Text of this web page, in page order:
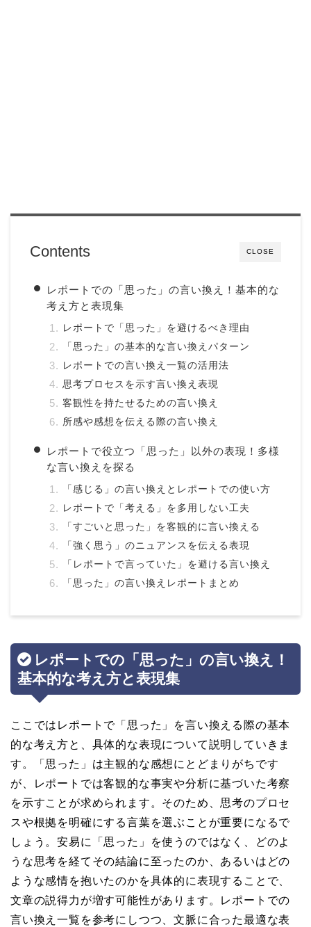
CLOSE
Contents
レポートでの「思った」の言い換え！基本的な
考え方と表現集
レポートで「思った」を避けるべき理由
「思った」の基本的な言い換えパターン
レポートでの言い換え一覧の活用法
思考プロセスを示す言い換え表現
客観性を持たせるための言い換え
所感や感想を伝える際の言い換え
レポートで役立つ「思った」以外の表現！多様
な言い換えを探る
「感じる」の言い換えとレポートでの使い方
レポートで「考える」を多用しない工夫
「すごいと思った」を客観的に言い換える
「強く思う」のニュアンスを伝える表現
「レポートで言っていた」を避ける言い換え
「思った」の言い換えレポートまとめ
レポートでの「思った」の言い換え！
基本的な考え方と表現集
ここではレポートで「思った」を言い換える際の基本
的な考え方と、具体的な表現について説明していきま
す。「思った」は主観的な感想にとどまりがちです
が、レポートでは客観的な事実や分析に基づいた考察
を示すことが求められます。そのため、思考のプロセ
スや根拠を明確にする言葉を選ぶことが重要になるで
しょう。安易に「思った」を使うのではなく、どのよ
うな思考を経てその結論に至ったのか、あるいはどの
ような感情を抱いたのかを具体的に表現することで、
文章の説得力が増す可能性があります。レポートでの
言い換え一覧を参考にしつつ、文脈に合った最適な表